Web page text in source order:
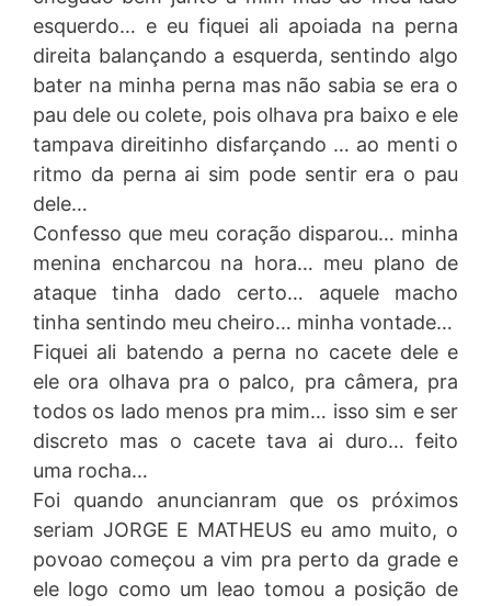
esquerdo… e eu fiquei ali apoiada na perna
direita balançando a esquerda, sentindo algo
bater na minha perna mas não sabia se era o
pau dele ou colete, pois olhava pra baixo e ele
tampava direitinho disfarçando … ao menti o
ritmo da perna ai sim pode sentir era o pau
dele…
Confesso que meu coração disparou… minha
menina encharcou na hora… meu plano de
ataque tinha dado certo… aquele macho
tinha sentindo meu cheiro… minha vontade…
Fiquei ali batendo a perna no cacete dele e
ele ora olhava pra o palco, pra câmera, pra
todos os lado menos pra mim… isso sim e ser
discreto mas o cacete tava ai duro… feito
uma rocha…
Foi quando anuncianram que os próximos
seriam JORGE E MATHEUS eu amo muito, o
povoao começou a vim pra perto da grade e
ele logo como um leao tomou a posição de